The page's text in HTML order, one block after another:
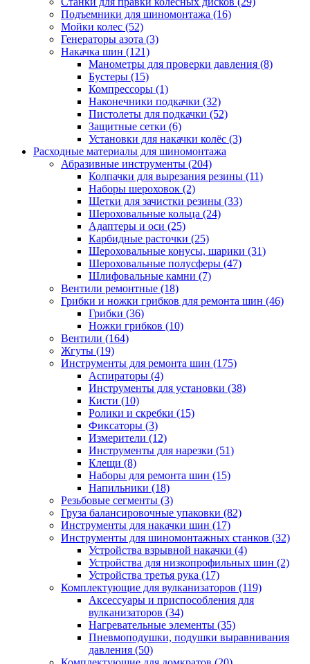
Подъемники для шиномонтажа (16)
Мойки колес (52)
Генераторы азота (3)
Накачка шин (121)
Манометры для проверки давления (8)
Бустеры (15)
Компрессоры (1)
Наконечники подкачки (32)
Пистолеты для подкачки (52)
Защитные сетки (6)
Установки для накачки колёс (3)
Расходные материалы для шиномонтажа
Абразивные инструменты (204)
Колпачки для вырезания резины (11)
Наборы шероховок (2)
Щетки для зачистки резины (33)
Шероховальные кольца (24)
Адаптеры и оси (25)
Карбидные расточки (25)
Шероховальные конусы, шарики (31)
Шероховальные полусферы (47)
Шлифовальные камни (7)
Вентили ремонтные (18)
Грибки и ножки грибков для ремонта шин (46)
Грибки (36)
Ножки грибков (10)
Вентили (164)
Жгуты (19)
Инструменты для ремонта шин (175)
Аспираторы (4)
Инструменты для установки (38)
Кисти (10)
Ролики и скребки (15)
Фиксаторы (3)
Измерители (12)
Инструменты для нарезки (51)
Клещи (8)
Наборы для ремонта шин (15)
Напильники (18)
Резьбовые сегменты (3)
Груза балансировочные упаковки (82)
Инструменты для накачки шин (17)
Инструменты для шиномонтажных станков (32)
Устройства взрывной накачки (4)
Устройства для низкопрофильных шин (2)
Устройства третья рука (17)
Комплектующие для вулканизаторов (119)
Аксессуары и приспособления для
вулканизаторов (34)
Нагревательные элементы (35)
Пневмоподушки, подушки выравнивания
давления (50)